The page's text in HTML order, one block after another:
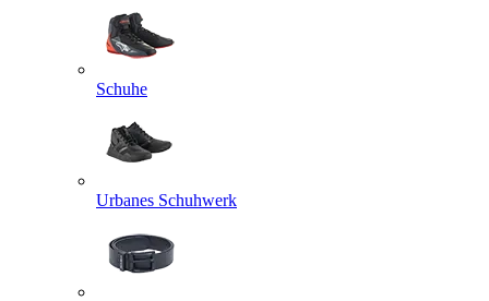
Schuhe
Urbanes Schuhwerk